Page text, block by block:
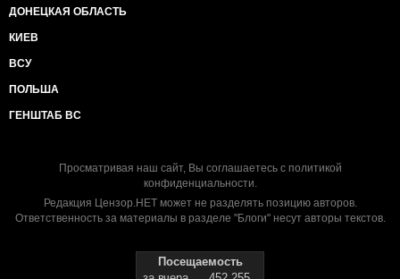
ДОНЕЦКАЯ ОБЛАСТЬ
КИЕВ
ВСУ
ПОЛЬША
ГЕНШТАБ ВС
Просматривая наш сайт, Вы соглашаетесь с политикой
конфиденциальности.
Редакция Цензор.НЕТ может не разделять позицию авторов.
Ответственность за материалы в разделе "Блоги" несут авторы текстов.
Посещаемость